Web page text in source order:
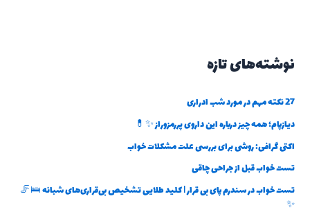
نوشته‌های تازه
27 نکته مهم در مورد شب ادراری
دیازپام؛ همه چیز درباره این داروی پررمزوراز ✨💊
اکتی گرافی: روشی برای بررسی علت مشکلات خواب
تست خواب قبل از جراحی چاقی
تست خواب در سندرم پای بی قرار | کلید طلایی تشخیص بی‌قراری‌های شبانه 🛌🦵
✨